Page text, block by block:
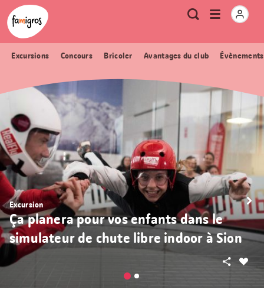
Signets
de
navigation
Header
Logo Métanavigation
RechercheOuvrir
Excursions Concours Bricoler Avantages du club
Excursion
Ça planera pour vos enfants dans le
simulateur de chute libre indoor à Sion
Partager